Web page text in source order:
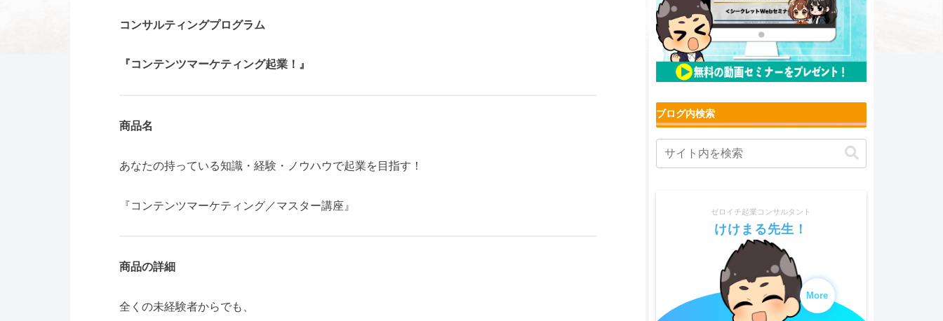
コンサルティングプログラム
『コンテンツマーケティング起業！』
商品名
あなたの持っている知識・経験・ノウハウで起業を目指す！
『コンテンツマーケティング／マスター講座』
商品の詳細
全くの未経験者からでも、
ブログ内検索
ゼロイチ起業コンサルタント
けけまる先生！
More